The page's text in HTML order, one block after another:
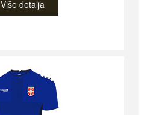
Više detalja